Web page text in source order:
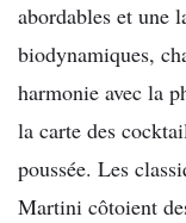
abordables et une
biodynamiques,
harmonie avec la
la carte des
poussée. Les
Martini côtoient